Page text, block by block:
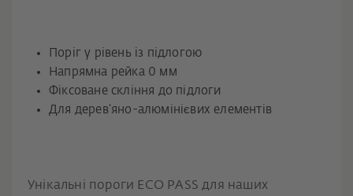
Поріг у рівень із підлогою
Напрямна рейка 0 мм
Фіксоване скління до підлоги
Для дерев’яно-алюмінієвих елементів
Унікальні пороги ECO PASS для наших